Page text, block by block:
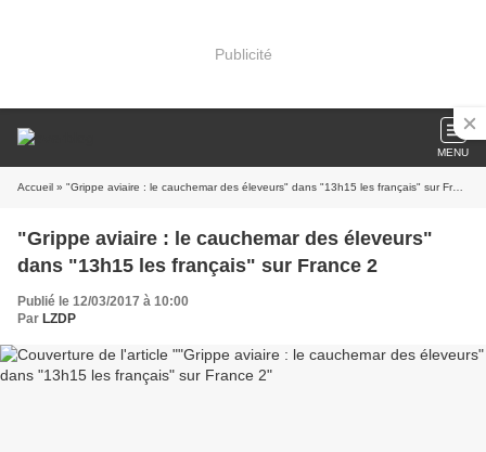
Publicité
MENU
Accueil » "Grippe aviaire : le cauchemar des éleveurs" dans "13h15 les français" sur France 2
"Grippe aviaire : le cauchemar des éleveurs"
dans "13h15 les français" sur France 2
Publié le 12/03/2017 à 10:00
Par LZDP